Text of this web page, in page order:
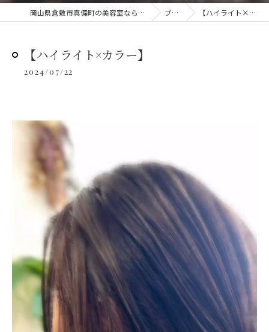
岡山県倉敷市真備町の美容室ならami hair design ブログ 【ハイライト×カラー】
【ハイライト×カラー】
2024/07/22